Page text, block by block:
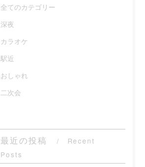
全てのカテゴリー
深夜
カラオケ
駅近
おしゃれ
二次会
最近の投稿
Recent
Posts